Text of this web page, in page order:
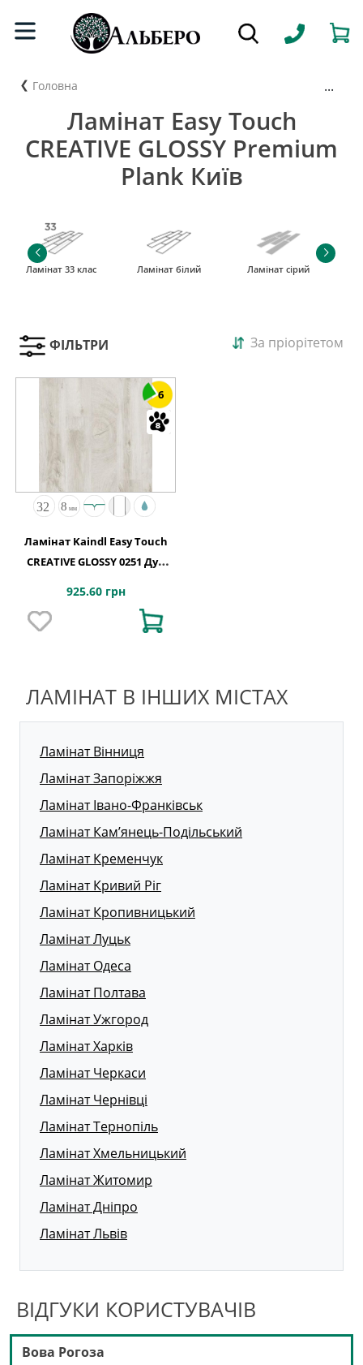
Головна ...
Ламінат Easy Touch
CREATIVE GLOSSY Premium
Plank Київ
Ламінат 33 клас Ламінат білий Ламінат сірий
ФІЛЬТРИ За пріорітетом
6
Ламінат Kaindl Easy Touch
CREATIVE GLOSSY 0251 Дуб
925.60 грн
ЛАМІНАТ В ІНШИХ МІСТАХ
Ламінат Вінниця
Ламінат Запоріжжя
Ламінат Івано-Франківськ
Ламінат Кам’янець-Подільський
Ламінат Кременчук
Ламінат Кривий Ріг
Ламінат Кропивницький
Ламінат Луцьк
Ламінат Одеса
Ламінат Полтава
Ламінат Ужгород
Ламінат Харків
Ламінат Черкаси
Ламінат Чернівці
Ламінат Тернопіль
Ламінат Хмельницький
Ламінат Житомир
Ламінат Дніпро
Ламінат Львів
ВІДГУКИ КОРИСТУВАЧІВ
Вова Рогоза